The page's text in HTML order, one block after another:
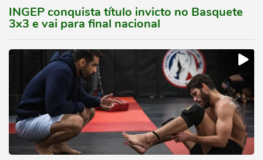
INGEP conquista título invicto no Basquete
3x3 e vai para final nacional